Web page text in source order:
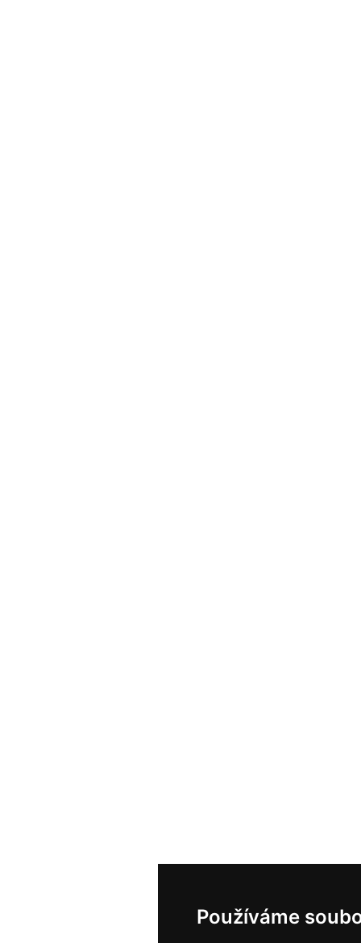
Používáme